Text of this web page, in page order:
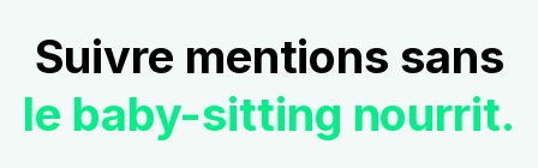
Suivre mentions sans
le baby-sitting nourrit.